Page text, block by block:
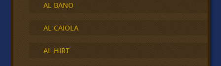
AL BANO
AL CAIOLA
AL HIRT